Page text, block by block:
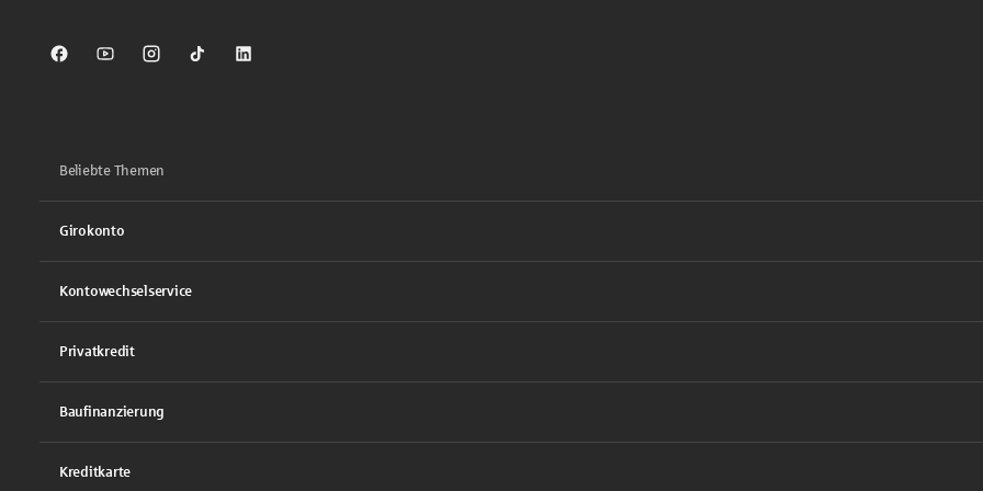
Sparkasse auf Facebook
Sparkasse auf Youtube
Sparkasse auf Instagram
Sparkasse auf TikTok
Sparkasse auf LinkedIn
Beliebte Themen
Girokonto
Kontowechselservice
Privatkredit
Baufinanzierung
Kreditkarte